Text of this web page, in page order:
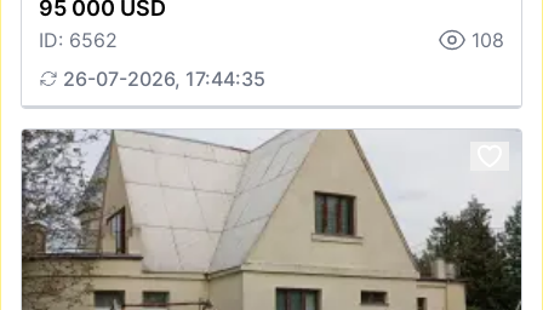
95 000 USD
ID: 6562
108
26-07-2026, 17:44:35